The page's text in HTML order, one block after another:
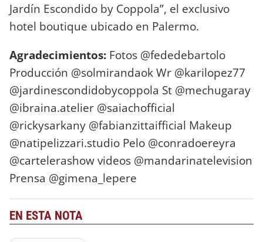
Jardín Escondido by Coppola”, el exclusivo
hotel boutique ubicado en Palermo.
Agradecimientos: Fotos @fededebartolo
Producción @solmirandaok Wr @karilopez77
@jardinescondidobycoppola St @mechugaray
@ibraina.atelier @saiachofficial
@rickysarkany @fabianzittaifficial Makeup
@natipelizzari.studio Pelo @conradoereyra
@cartelerashow videos @mandarinatelevision
Prensa @gimena_lepere
EN ESTA NOTA